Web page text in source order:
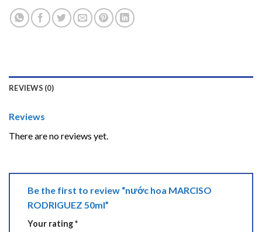
REVIEWS (0)
Reviews
There are no reviews yet.
Be the first to review “nước hoa MARCISO
RODRIGUEZ 50ml”
Your rating*